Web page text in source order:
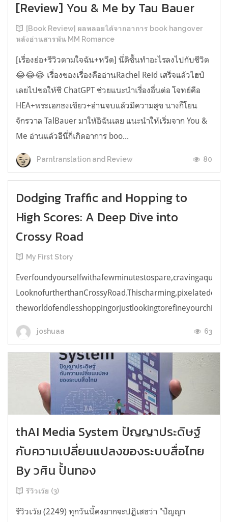
[Review] You & Me by Tau Bauer
[Book Review] ผลพลอยได้จากอาการ book hangover
หลังอ่านสารพัน MM Romance
[เรื่องย่อ+รีวิวตามใจฉัน+หวีด] นี่ดิชั้นทำอะไรลงไปกับชีวิต
😂😂😂 เรื่องของเรื่องคืออ่านRachel Reid เสร็จแล้วไฮป์
เลยไปขอให้ชี ChatGPT ช่วยแนะนำเรื่องอื่นต่อ โจทย์คือ
HEA+พระเอกธงเขียว+อ่านจบแล้วมีความสุข นางก็โยน
จักรวาล TalBauer มาให้อิฉันเลย แนะนำให้เริ่มจาก You &
Me อ่านแล้วอีนี่ก็เกิดอาการ boo...
Parntranslation and Review 80
Dodging Traffic and Hopping to
High Scores: A Deep Dive into
Crossy Road
My First Story
joshuaa 63
thAI Media System ปัญญาประดิษฐ์
กับความเปลี่ยนแปลงของระบบสื่อไทย
By วศิน ปั้นทอง
รีวิวเว้ย (3)
รีวิวเว้ย (2249) ทุกวันนี้คงยากจะปฏิเสธว่า "ปัญญา